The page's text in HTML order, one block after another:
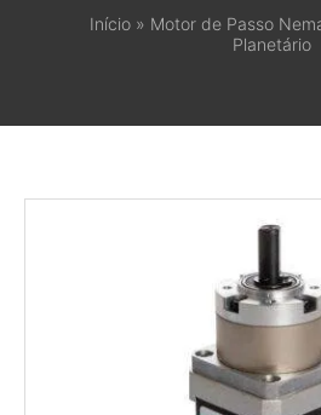
Início» Motor de Passo
Planetário